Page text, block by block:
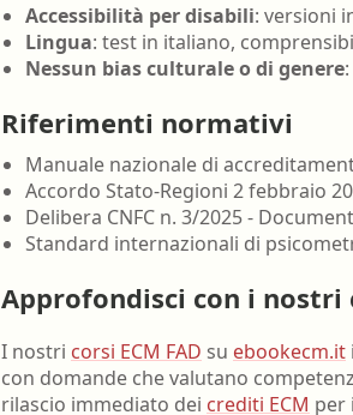
Accessibilità per disabili: versioni
Lingua: test in italiano,
Nessun bias culturale o di genere
Riferimenti normativi
Manuale nazionale di
Accordo Stato-Regioni 2 febbraio
Delibera CNFC n. 3/2025 -
Standard internazionali di
Approfondisci con i nostri
I nostri corsi ECM FAD su ebookecm.it
con domande che valutano
rilascio immediato dei crediti ECM per